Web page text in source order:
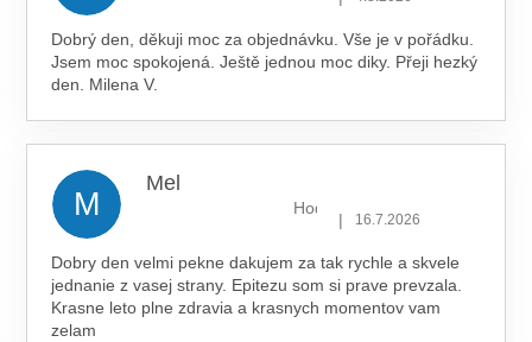
Dobrý den, děkuji moc za objednávku. Vše je v pořádku.
Jsem moc spokojená. Ještě jednou moc diky. Přeji hezký
den. Milena V.
M
Mel
Hodnocení obchodu je 5 z 5
| 16.7.2026
Dobry den velmi pekne dakujem za tak rychle a skvele
jednanie z vasej strany. Epitezu som si prave prevzala.
Krasne leto plne zdravia a krasnych momentov vam
zelam